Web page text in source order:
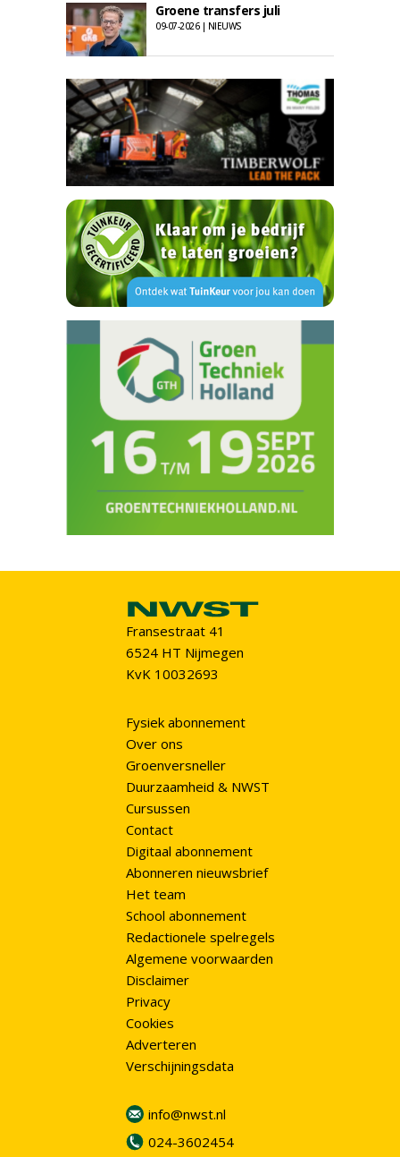
Groene transfers juli
09-07-2026 | NIEUWS
Fransestraat 41
6524 HT Nijmegen
KvK 10032693
Fysiek abonnement
Over ons
Groenversneller
Duurzaamheid & NWST
Cursussen
Contact
Digitaal abonnement
Abonneren nieuwsbrief
Het team
School abonnement
Redactionele spelregels
Algemene voorwaarden
Disclaimer
Privacy
Cookies
Adverteren
Verschijningsdata
info@nwst.nl
024-3602454